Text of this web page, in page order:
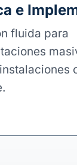
e
fluida para